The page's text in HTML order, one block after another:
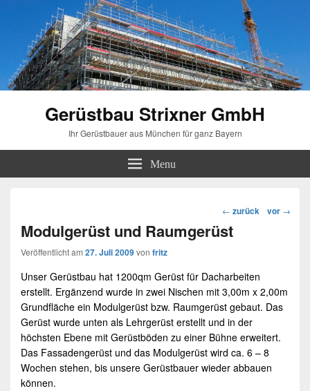
Gerüstbau Strixner GmbH
Ihr Gerüstbauer aus München für ganz Bayern
Menu
Beitragsnavigation
← zurück vor →
Modulgerüst und Raumgerüst
Veröffentlicht am 27. Juli 2009von fritz
Unser Gerüstbau hat 1200qm Gerüst für Dacharbeiten
erstellt. Ergänzend wurde in zwei Nischen mit 3,00m x 2,00m
Grundfläche ein Modulgerüst bzw. Raumgerüst gebaut. Das
Gerüst wurde unten als Lehrgerüst erstellt und in der
höchsten Ebene mit Gerüstböden zu einer Bühne erweitert.
Das Fassadengerüst und das Modulgerüst wird ca. 6 – 8
Wochen stehen, bis unsere Gerüstbauer wieder abbauen
können.